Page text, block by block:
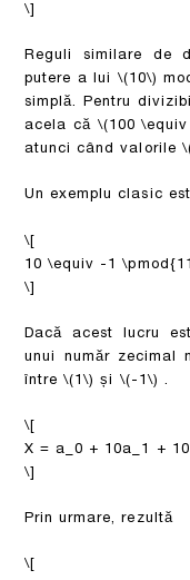
\]
Reguli similare de
putere a lui \(10\)
simplă. Pentru
acela că\(100
atunci când valorile
Un exemplu clasic
\[
10 \equiv -1
\]
Dacă acest lucru
unui număr zecimal
între\(1\) și \(-1\) .
\[
X = a_0 + 10a_1 +
\]
Prin urmare, rezultă
\[